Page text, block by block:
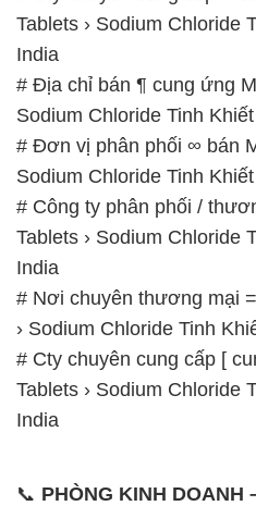
Tablets › Sodium Chloride
India
# Địa chỉ bán ¶ cung ứng
Sodium Chloride Tinh
# Đơn vị phân phối ∞ bán
Sodium Chloride Tinh
# Công ty phân phối /
Tablets › Sodium Chloride
India
# Nơi chuyên thương mại
› Sodium Chloride Tinh
# Cty chuyên cung cấp [
Tablets › Sodium Chloride
India
📞 PHÒNG KINH DOANH